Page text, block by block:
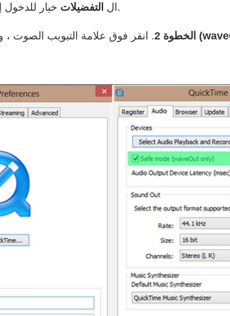
ال التفضيلات خيار للدخول إلى نافذة تفضيلات كويك تايم.
الخطوة 2 . انقر فوق علامة التبويب الصوت